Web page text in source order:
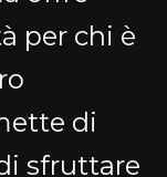
per chi è
di
sfruttare